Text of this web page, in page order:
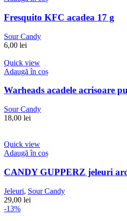
Fresquito KFC acadea 17 g
Sour Candy
6,00 lei
Quick view
Adaugă în coș
Warheads acadele acrisoare
Sour Candy
18,00 lei
Quick view
Adaugă în coș
CANDY GUPPERZ jeleuri
Jeleuri, Sour Candy
29,00 lei
-13%